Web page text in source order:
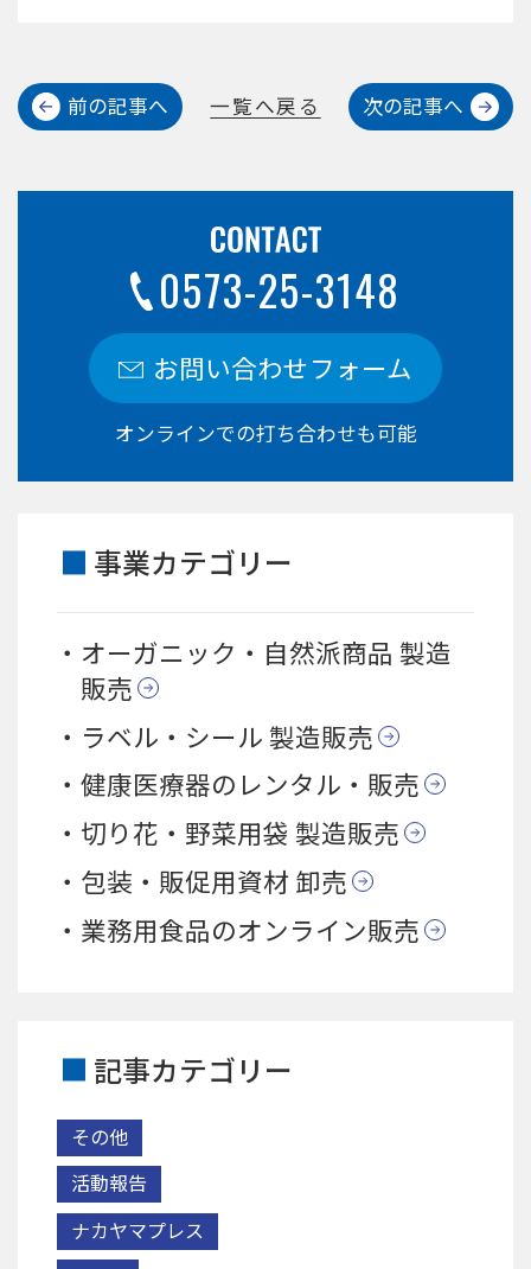
前の記事へ 一覧へ戻る 次の記事へ
0573-25-3148
お問い合わせフォーム
オンラインでの打ち合わせも可能
事業カテゴリー
オーガニック・自然派商品 製造
販売
ラベル・シール 製造販売
健康医療器のレンタル・販売
切り花・野菜用袋 製造販売
包装・販促用資材 卸売
業務用食品のオンライン販売
記事カテゴリー
その他
活動報告
ナカヤマプレス